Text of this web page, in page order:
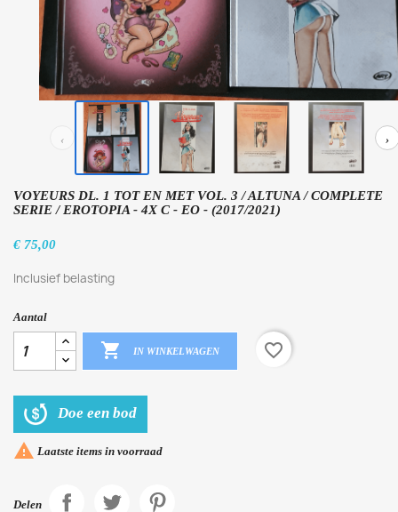
‹ ›
VOYEURS DL. 1 TOT EN MET VOL. 3 / ALTUNA / COMPLETE
SERIE / EROTOPIA - 4X C - EO - (2017/2021)
€ 75,00
Inclusief belasting
Aantal
 IN WINKELWAGEN favorite_border
Doe een bod
 Laatste items in voorraad
Delen